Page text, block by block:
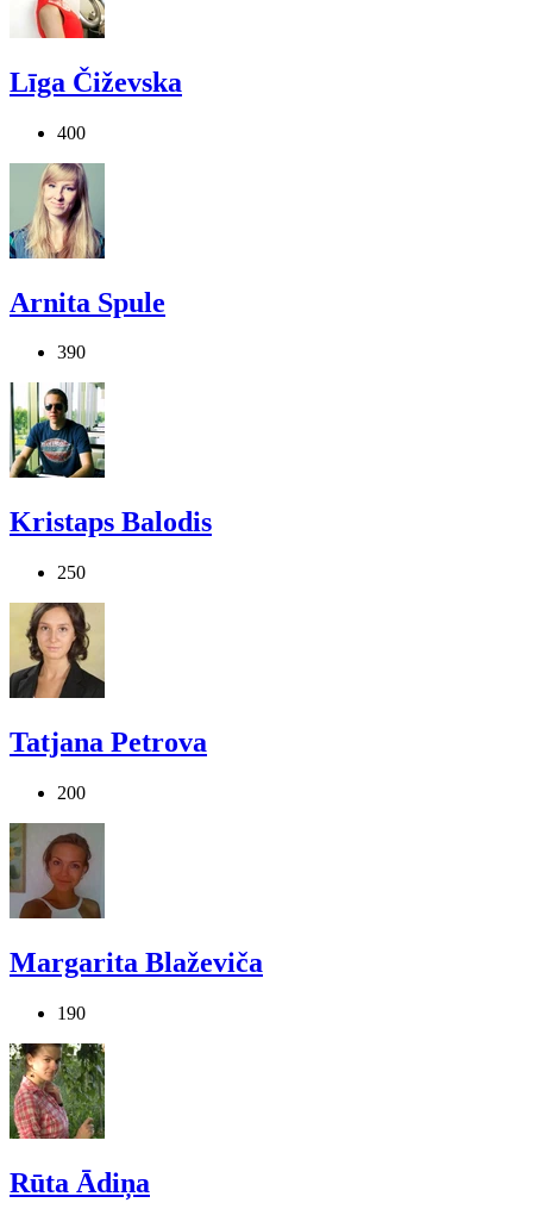
Līga Čiževska
400
Arnita Spule
390
Kristaps Balodis
250
Tatjana Petrova
200
Margarita Blaževiča
190
Rūta Ādiņa